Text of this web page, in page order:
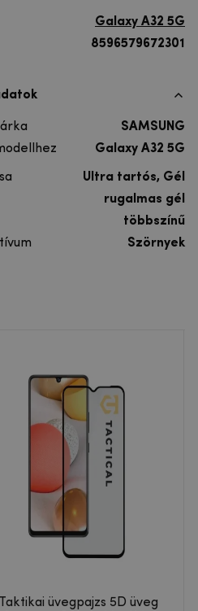
Galaxy A32 5G
8596579672301
SAMSUNG
Galaxy A32 5G
Ultra tartós, Gél
rugalmas gél
többszínű
Szörnyek
Taktikai üvegpajzs 5D üveg